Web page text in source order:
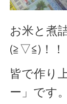
お米と煮
(≧▽≦)！！
皆で作り
ー」です